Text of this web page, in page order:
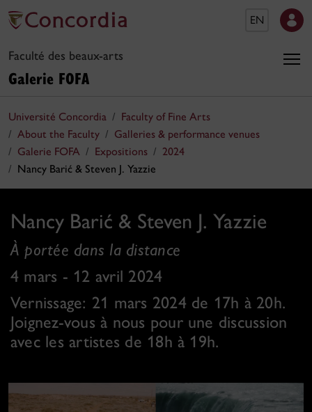
EN
Faculté des beaux-arts
Galerie FOFA
Université Concordia
Faculty of Fine Arts
About the Faculty
Galleries & performance venues
Galerie FOFA
Expositions
2024
Nancy Barić & Steven J. Yazzie
Nancy Barić & Steven J. Yazzie
À portée dans la distance
4 mars - 12 avril 2024
Vernissage: 21 mars 2024 de 17h à 20h.
Joignez-vous à nous pour une discussion
avec les artistes de 18h à 19h.